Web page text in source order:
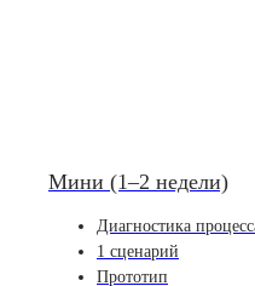
Мини (1–2 недели)
Диагностика
1 сценарий
Прототип